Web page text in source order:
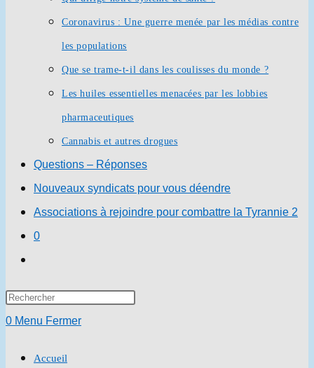
Coronavirus : Une guerre menée par les médias contre
les populations
Que se trame-t-il dans les coulisses du monde ?
Les huiles essentielles menacées par les lobbies
pharmaceutiques
Cannabis et autres drogues
Questions – Réponses
Nouveaux syndicats pour vous déendre
Associations à rejoindre pour combattre la Tyrannie 2
0
search
Press
0 Menu Fermer
Accueil